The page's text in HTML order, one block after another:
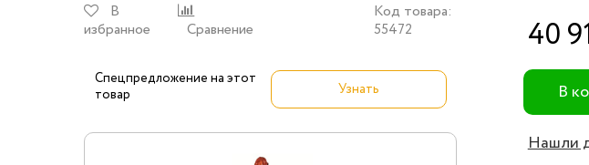
В
избранное
Сравнение
Код товара:
55472
Спецпредложение на этот
товар
Узнать
40
В
Нашли